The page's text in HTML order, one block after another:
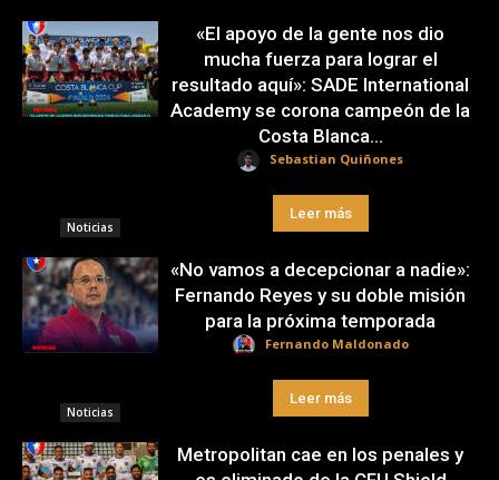
Noticias
«El apoyo de la gente nos dio
mucha fuerza para lograr el
resultado aquí»: SADE International
Academy se corona campeón de la
Costa Blanca...
Sebastian Quiñones
Leer más
Noticias
«No vamos a decepcionar a nadie»:
Fernando Reyes y su doble misión
para la próxima temporada
Fernando Maldonado
Leer más
Metropolitan cae en los penales y